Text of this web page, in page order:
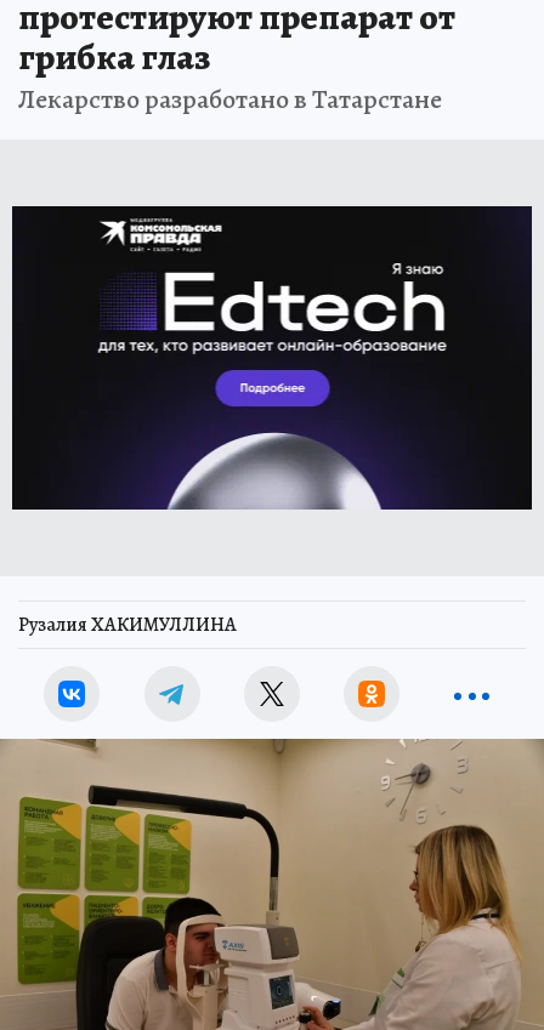
протестируют препарат от
грибка глаз
Лекарство разработано в Татарстане
Рузалия ХАКИМУЛЛИНА